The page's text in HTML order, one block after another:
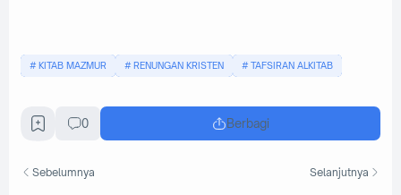
KITAB MAZMUR RENUNGAN KRISTEN TAFSIRAN ALKITAB
0 Berbagi
Sebelumnya Selanjutnya